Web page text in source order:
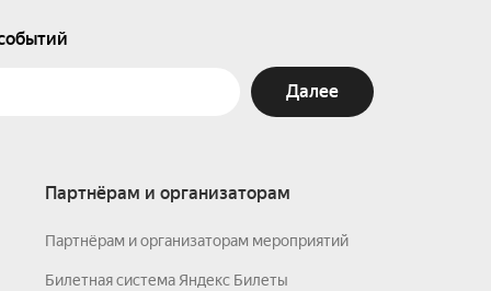
Далее
Партнёрам и организаторам
Партнёрам и организаторам мероприятий
Билетная система Яндекс Билеты